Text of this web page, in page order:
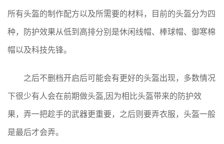
所有头盔的制作配方以及所需要的材料，目前的头盔分为四
种，防护效果从低到高排分别是休闲线帽、棒球帽、御寒棉
帽以及科技先锋。
之后不删档开启后可能会有更好的头盔出现，多数情况
下很少有人会在前期做头盔,因为相比头盔带来的防护效
果，弄一把趁手的武器更重要，之后则要弄衣服，头盔一般
是最后才会弄。